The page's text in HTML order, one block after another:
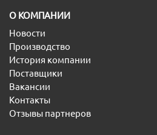
O КОМПАНИИ
Новости
Производство
История компании
Поставщики
Вакансии
Контакты
Отзывы партнеров